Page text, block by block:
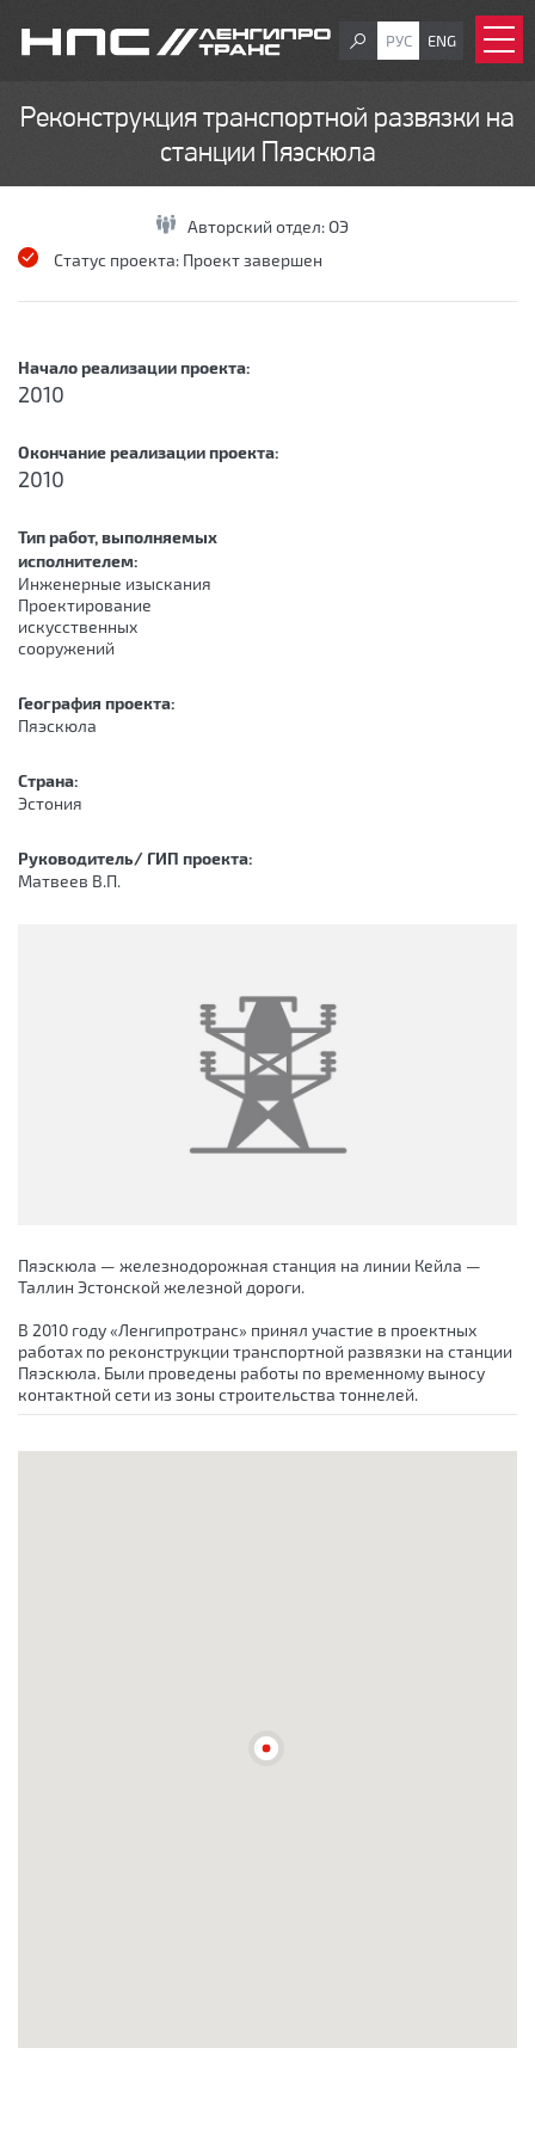
РУС ENG
Реконструкция транспортной развязки на
станции Пяэскюла
Авторский отдел: ОЭ
Статус проекта: Проект завершен
Пяэскюла — железнодорожная станция на линии Кейла —
Таллин Эстонской железной дороги.
В 2010 году «Ленгипротранс» принял участие в проектных
работах по реконструкции транспортной развязки на станции
Пяэскюла. Были проведены работы по временному выносу
контактной сети из зоны строительства тоннелей.
Начало реализации проекта:
2010
Окончание реализации проекта:
2010
Тип работ, выполняемых
исполнителем:
Инженерные изыскания
Проектирование
искусственных
сооружений
География проекта:
Пяэскюла
Страна:
Эстония
Руководитель/ ГИП проекта:
Матвеев В.П.